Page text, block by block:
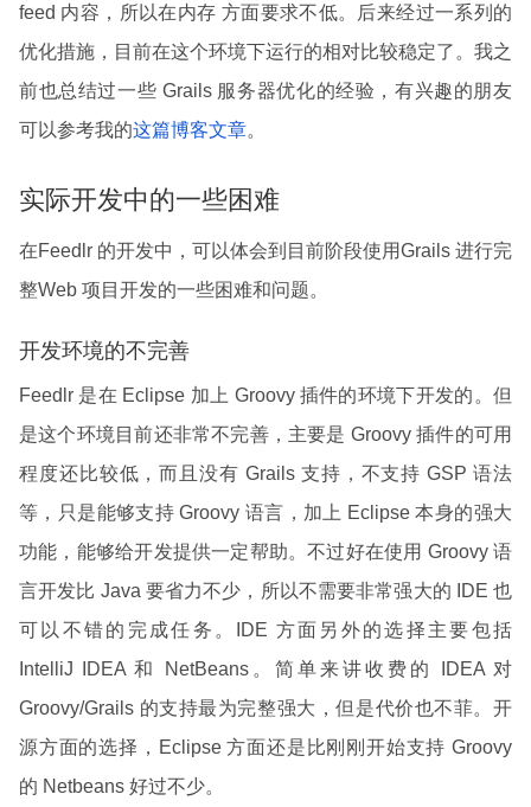
feed 内容，所以在内存 方面要求不低。后来经过一系列的
优化措施，目前在这个环境下运行的相对比较稳定了。我之
前也总结过一些 Grails 服务器优化的经验，有兴趣的朋友
可以参考我的这篇博客文章。
实际开发中的一些困难
在Feedlr 的开发中，可以体会到目前阶段使用Grails 进行完
整Web 项目开发的一些困难和问题。
开发环境的不完善
Feedlr 是在 Eclipse 加上 Groovy 插件的环境下开发的。但
是这个环境目前还非常不完善，主要是 Groovy 插件的可用
程度还比较低，而且没有 Grails 支持，不支持 GSP 语法
等，只是能够支持 Groovy 语言，加上 Eclipse 本身的强大
功能，能够给开发提供一定帮助。不过好在使用 Groovy 语
言开发比 Java 要省力不少，所以不需要非常强大的 IDE 也
可以不错的完成任务。IDE 方面另外的选择主要包括
IntelliJ IDEA 和 NetBeans。简单来讲收费的 IDEA 对
Groovy/Grails 的支持最为完整强大，但是代价也不菲。开
源方面的选择，Eclipse 方面还是比刚刚开始支持 Groovy
的 Netbeans 好过不少。